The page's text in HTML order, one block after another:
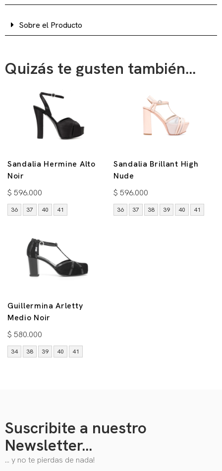
Sobre el Producto
Quizás te gusten también...
Sandalia Hermine Alto
Noir
$ 596.000
36 37 40 41
Sandalia Brillant High
Nude
$ 596.000
36 37 38 39 40 41
Guillermina Arletty
Medio Noir
$ 580.000
34 38 39 40 41
Suscribite a nuestro
Newsletter...
… y no te pierdas de nada!